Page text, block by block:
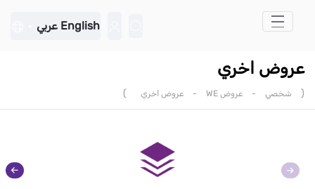
تخطي إلى المحتوى الرئيسي
English عربي
عروض اخري
( شخصي - عروض WE - عروض اخري )